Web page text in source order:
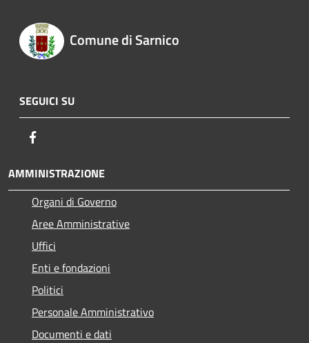
Comune di Sarnico
SEGUICI SU
AMMINISTRAZIONE
Organi di Governo
Aree Amministrative
Uffici
Enti e fondazioni
Politici
Personale Amministrativo
Documenti e dati